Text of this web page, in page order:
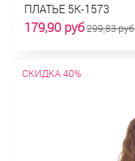
ПЛАТЬЕ 5К-1573
179,90 руб299,83 руб
СКИДКА 40%